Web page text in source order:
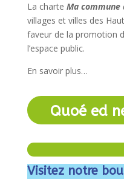
La charte Ma
villages et villes des
faveur de la promotion
l’espace public.
En savoir plus…
Quoé ed
Visitez notre